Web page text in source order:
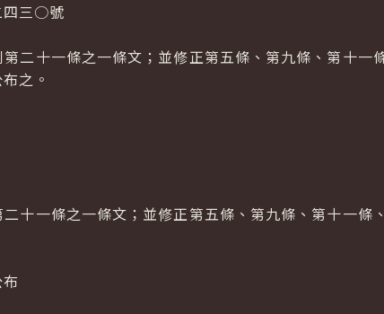
三○號
二十一條之一條文；並修正第五條、第九條、第十一
之。
十一條之一條文；並修正第五條、第九條、第十一條